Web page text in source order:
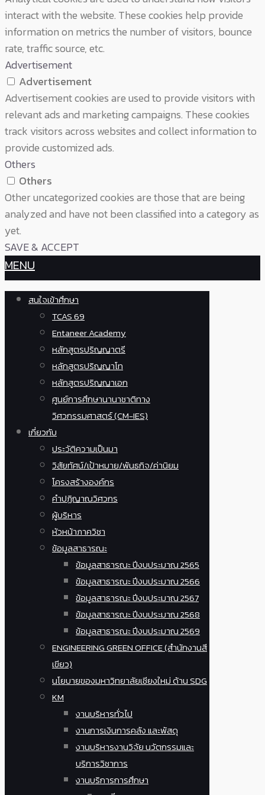
interact with the website. These cookies help provide
information on metrics the number of visitors, bounce
rate, traffic source, etc.
Advertisement
Advertisement
Advertisement cookies are used to provide visitors with
relevant ads and marketing campaigns. These cookies
track visitors across websites and collect information to
provide customized ads.
Others
Others
Other uncategorized cookies are those that are being
analyzed and have not been classified into a category as
yet.
SAVE & ACCEPT
MENU
สนใจเข้าศึกษา
TCAS 69
Entaneer Academy
หลักสูตรปริญญาตรี
หลักสูตรปริญญาโท
หลักสูตรปริญญาเอก
ศูนย์การศึกษานานาชาติทาง
วิศวกรรมศาสตร์ (CM-IES)
เกี่ยวกับ
ประวัติความเป็นมา
วิสัยทัศน์/เป้าหมาย/พันธกิจ/ค่านิยม
โครงสร้างองค์กร
คำปฏิญาณวิศวกร
ผู้บริหาร
หัวหน้าภาควิชา
ข้อมูลสาธารณะ
ข้อมูลสาธารณะ ปีงบประมาณ 2565
ข้อมูลสาธารณะ ปีงบประมาณ 2566
ข้อมูลสาธารณะ ปีงบประมาณ 2567
ข้อมูลสาธารณะ ปีงบประมาณ 2568
ข้อมูลสาธารณะ ปีงบประมาณ 2569
ENGINEERING GREEN OFFICE (สำนักงานสี
เขียว)
นโยบายของมหาวิทยาลัยเชียงใหม่ ด้าน SDG
KM
งานบริหารทั่วไป
งานการเงินการคลัง และพัสดุ
งานบริหารงานวิจัย นวัตกรรมและ
บริการวิชาการ
งานบริการการศึกษา